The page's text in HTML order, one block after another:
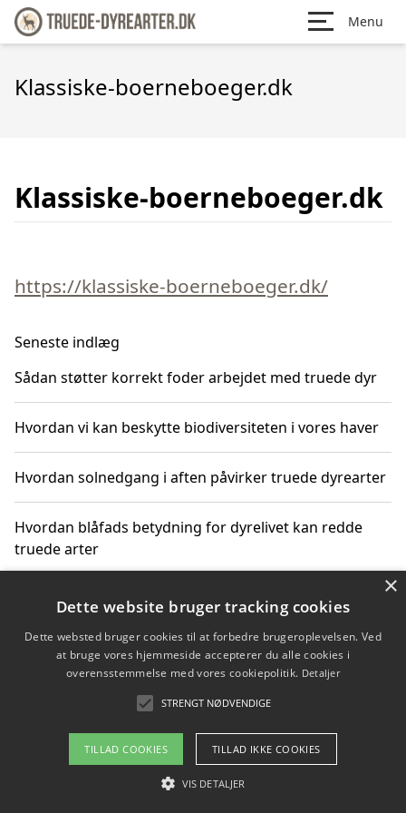
Menu
Klassiske-boerneboeger.dk
Klassiske-boerneboeger.dk
https://klassiske-boerneboeger.dk/
Seneste indlæg
Sådan støtter korrekt foder arbejdet med truede dyr
Hvordan vi kan beskytte biodiversiteten i vores haver
Hvordan solnedgang i aften påvirker truede dyrearter
Hvordan blåfads betydning for dyrelivet kan redde
truede arter
Hvordan kan gaver til unge voksne støtte bevarelsen
Copyright 2026 - Pilanto Aps
Om / kontakt
Blog Betingelser
×
Dette website bruger tracking cookies
Dette websted bruger cookies til at forbedre brugeroplevelsen. Ved
at bruge vores hjemmeside accepterer du alle cookies i
overensstemmelse med vores cookiepolitik. Detaljer
STRENGT NØDVENDIGE
TILLAD COOKIES TILLAD IKKE COOKIES
VIS DETALJER